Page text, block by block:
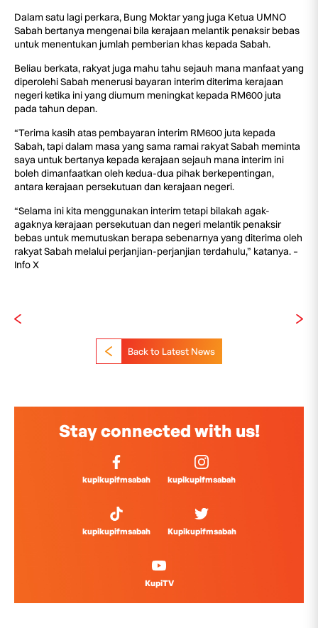
Dalam satu lagi perkara, Bung Moktar yang juga Ketua UMNO
Sabah bertanya mengenai bila kerajaan melantik penaksir bebas
untuk menentukan jumlah pemberian khas kepada Sabah.
Beliau berkata, rakyat juga mahu tahu sejauh mana manfaat yang
diperolehi Sabah menerusi bayaran interim diterima kerajaan
negeri ketika ini yang diumum meningkat kepada RM600 juta
pada tahun depan.
“Terima kasih atas pembayaran interim RM600 juta kepada
Sabah, tapi dalam masa yang sama ramai rakyat Sabah meminta
saya untuk bertanya kepada kerajaan sejauh mana interim ini
boleh dimanfaatkan oleh kedua-dua pihak berkepentingan,
antara kerajaan persekutuan dan kerajaan negeri.
“Selama ini kita menggunakan interim tetapi bilakah agak-
agaknya kerajaan persekutuan dan negeri melantik penaksir
bebas untuk memutuskan berapa sebenarnya yang diterima oleh
rakyat Sabah melalui perjanjian-perjanjian terdahulu,” katanya. –
Info X
Back to Latest News
Stay connected with us!
kupikupifmsabah kupikupifmsabah
kupikupifmsabah Kupikupifmsabah
KupiTV